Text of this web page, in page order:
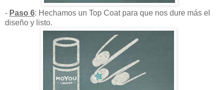
- Paso 6: Hechamos un Top Coat para que nos dure más el
diseño y listo.